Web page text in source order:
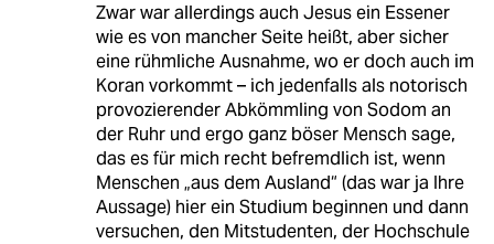
Zwar war allerdings auch Jesus ein Essener
wie es von mancher Seite heißt, aber sicher
eine rühmliche Ausnahme, wo er doch auch im
Koran vorkommt – ich jedenfalls als notorisch
provozierender Abkömmling von Sodom an
der Ruhr und ergo ganz böser Mensch sage,
das es für mich recht befremdlich ist, wenn
Menschen „aus dem Ausland“ (das war ja Ihre
Aussage) hier ein Studium beginnen und dann
versuchen, den Mitstudenten, der Hochschule